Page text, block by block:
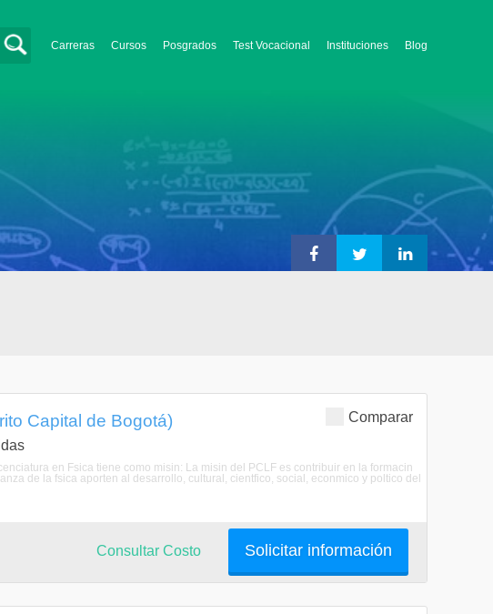
Carreras Cursos Posgrados Test Vocacional Instituciones Blog
Comparar
Capital de Bogotá)
en Fsica tiene como misin: La misin del PCLF es contribuir en la formacin
de la fsica aporten al desarrollo, cultural, cientfico, social, econmico y poltico del
Solicitar información
Consultar Costo